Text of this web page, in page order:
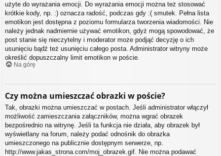
użyte do wyrażania emocji. Do wyrażania emocji można też stosować
krótkie kody, np. :) oznacza radość, podczas gdy :( smutek. Pełna lista
emotikon jest dostępna z poziomu formularza tworzenia wiadomości. Nie
należy jednak nadmiernie używać emotikon, gdyż mogą spowodować, że
post stanie się nieczytelny i moderator może podjąć decyzję o ich
usunięciu bądź też usunięciu całego posta. Administrator witryny może
określić dopuszczalny limit emotikon w poście.
Na górę
Czy można umieszczać obrazki w poście?
Tak, obrazki można umieszczać w postach. Jeśli administrator włączył
możliwość zamieszczania załączników, można wgrać obrazek
bezpośrednio na witrynę. Jeśli ta funkcja nie działa, aby obrazek był
wyświetlany na forum, należy podać odnośnik do obrazka
umieszczonego na publicznie dostępnym serwerze, np.
http://www.jakas_strona.com/moj_obrazek.gif. Nie można podawać